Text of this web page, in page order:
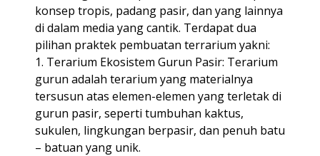
konsep tropis, padang pasir, dan yang lainnya
di dalam media yang cantik. Terdapat dua
pilihan praktek pembuatan terrarium yakni:
1. Terarium Ekosistem Gurun Pasir: Terarium
gurun adalah terarium yang materialnya
tersusun atas elemen-elemen yang terletak di
gurun pasir, seperti tumbuhan kaktus,
sukulen, lingkungan berpasir, dan penuh batu
– batuan yang unik.